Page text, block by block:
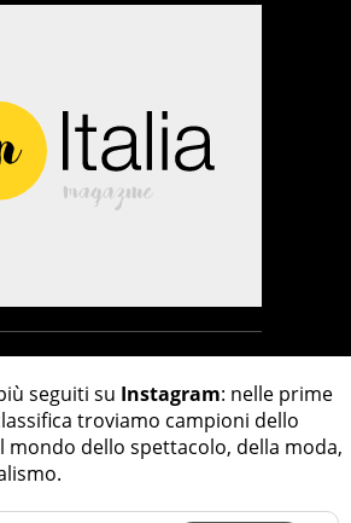
seguiti su Instagram: nelle prime
troviamo campioni dello
mondo dello spettacolo, della moda,